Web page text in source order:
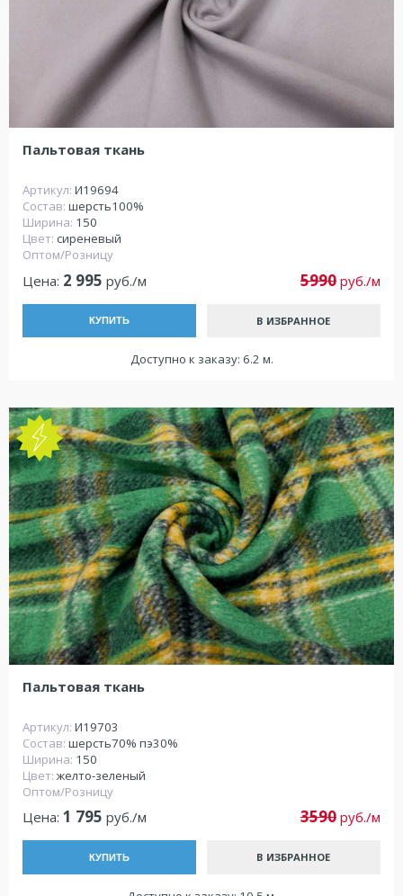
Пальтовая ткань
Артикул: И19694
Состав: шерсть100%
Ширина: 150
Цвет: сиреневый
Оптом/Розницу
Цена: 2 995 руб./м 5990 руб./м
КУПИТЬ В ИЗБРАННОЕ
Доступно к заказу: 6.2 м.
NEW
Пальтовая ткань
Артикул: И19703
Состав: шерсть70% пэ30%
Ширина: 150
Цвет: желто-зеленый
Оптом/Розницу
Цена: 1 795 руб./м 3590 руб./м
КУПИТЬ В ИЗБРАННОЕ